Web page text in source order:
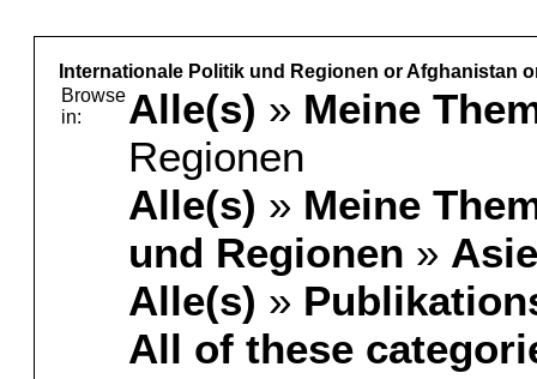
Internationale Politik und Regionen or Afghanistan
Browse
in:
Alle(s) » Meine
Regionen
Alle(s) » Meine
und Regionen »
Alle(s) »
All of these